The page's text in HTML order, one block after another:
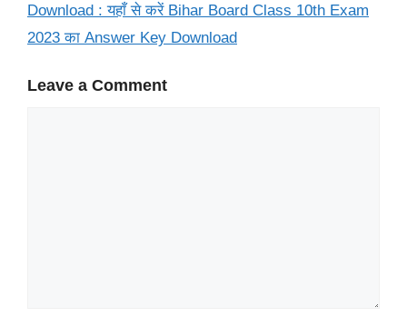
Download : यहाँ से करें Bihar Board Class 10th Exam
2023 का Answer Key Download
Leave a Comment